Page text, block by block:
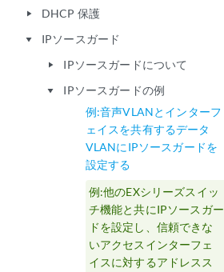
play_arrow DHCP 保護
play_arrow IPソースガード
play_arrow IPソースガードについて
play_arrow
IPソースガードの例
例:音声VLANとインターフ
ェイスを共有するデータ
VLANにIPソースガードを
設定する
例:他のEXシリーズスイッ
チ機能と共にIPソースガー
ドを設定し、信頼できな
いアクセスインターフェ
イスに対するアドレスス